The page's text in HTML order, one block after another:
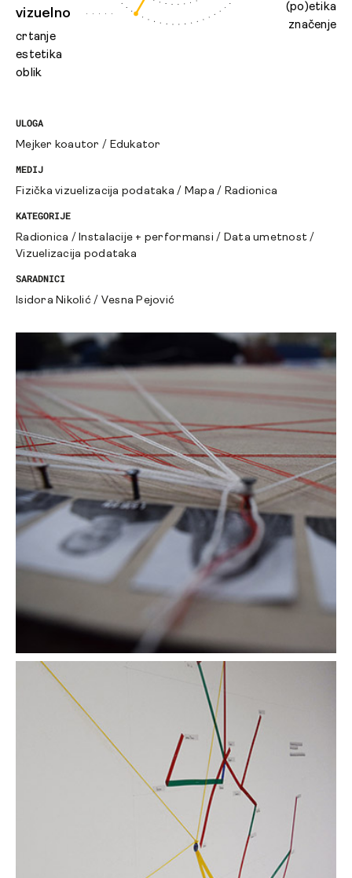
vizuelno
crtanje
estetika
(po)etika
oblik
značenje
ULOGA
Mejker koautor / Edukator
MEDIJ
Fizička vizuelizacija podataka / Mapa / Radionica
KATEGORIJE
Radionica /Instalacije + performansi / Data umetnost /
Vizuelizacija podataka
SARADNICI
Isidora Nikolić / Vesna Pejović